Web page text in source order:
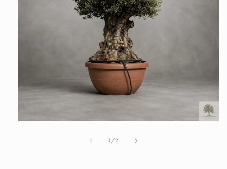
1 /av
2